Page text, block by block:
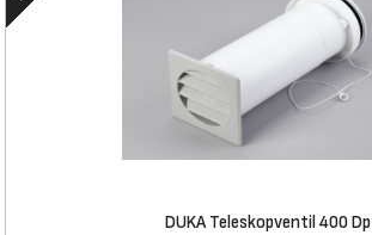
DUKA Teleskopventil 400 Dp